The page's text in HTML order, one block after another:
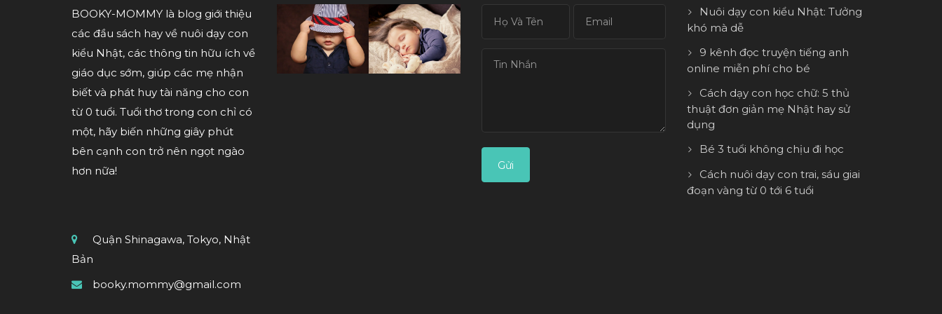
BOOKY-MOMMY là blog giới thiệu
các đầu sách hay về nuôi dạy con
kiểu Nhật, các thông tin hữu ích về
giáo dục sớm, giúp các mẹ nhận
biết và phát huy tài năng cho con
từ 0 tuổi. Tuổi thơ trong con chỉ có
một, hãy biến những giây phút
bên cạnh con trở nên ngọt ngào
hơn nữa!
Quận Shinagawa, Tokyo, Nhật
Bản
booky.mommy@gmail.com
Nuôi dạy con kiểu Nhật: Tưởng
khó mà dễ
9 kênh đọc truyện tiếng anh
online miễn phí cho bé
Cách dạy con học chữ: 5 thủ
thuật đơn giản mẹ Nhật hay sử
dụng
Bé 3 tuổi không chịu đi học
Cách nuôi dạy con trai, sáu giai
đoạn vàng từ 0 tới 6 tuổi